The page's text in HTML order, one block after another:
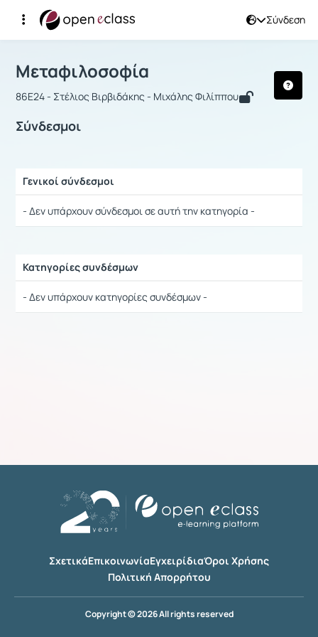
Σύνδεση
Αρχική Σελίδα
Μάθημα : Μεταφιλοσοφία
Μεταφιλοσοφία
86Ε24 - Στέλιος Βιρβιδάκης - Μιχάλης Φιλίππου
Σύνδεσμοι
Γενικοί σύνδεσμοι
- Δεν υπάρχουν σύνδεσμοι σε αυτή την κατηγορία -
Κατηγορίες συνδέσμων
- Δεν υπάρχουν κατηγορίες συνδέσμων -
ΣχετικάΕπικοινωνίαΕγχειρίδιαΌροι Χρήσης
Πολιτική Απορρήτου
Copyright © 2026 All rights reserved